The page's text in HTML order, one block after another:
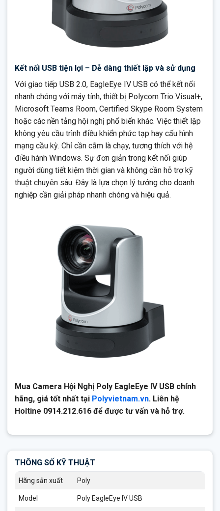
Kết nối USB tiện lợi – Dễ dàng thiết lập và sử dụng
Với giao tiếp USB 2.0, EagleEye IV USB có thể kết nối
nhanh chóng với máy tính, thiết bị Polycom Trio Visual+,
Microsoft Teams Room, Certified Skype Room System
hoặc các nền tảng hội nghị phổ biến khác. Việc thiết lập
không yêu cầu trình điều khiển phức tạp hay cấu hình
mạng cầu kỳ. Chỉ cần cắm là chạy, tương thích với hệ
điều hành Windows. Sự đơn giản trong kết nối giúp
người dùng tiết kiệm thời gian và không cần hỗ trợ kỹ
thuật chuyên sâu. Đây là lựa chọn lý tưởng cho doanh
nghiệp cần giải pháp nhanh chóng và hiệu quả.
Mua Camera Hội Nghị Poly EagleEye IV USB chính
hãng, giá tốt nhất tại Polyvietnam.vn. Liên hệ
Holtine 0914.212.616 để được tư vấn và hỗ trợ.
THÔNG SỐ KỸ THUẬT
Hãng sản xuất Poly
Model Poly EagleEye IV USB